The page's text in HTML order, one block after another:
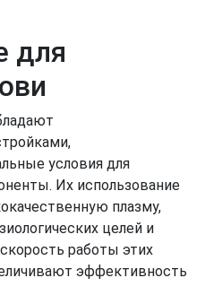
для
условия для
Их использование
плазму,
целей и
работы этих
эффективность